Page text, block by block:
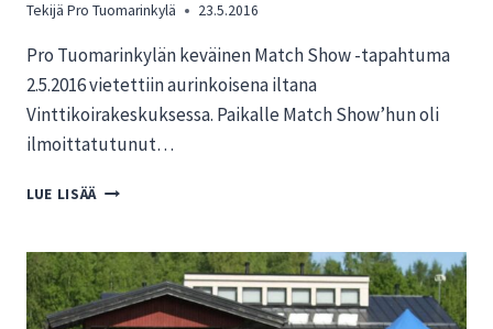
Tekijä Pro Tuomarinkylä 23.5.2016
Pro Tuomarinkylän keväinen Match Show -tapahtuma
2.5.2016 vietettiin aurinkoisena iltana
Vinttikoirakeskuksessa. Paikalle Match Show’hun oli
ilmoittatutunut…
LUE LISÄÄ MATCH
2.5.2016
–
KUVIA